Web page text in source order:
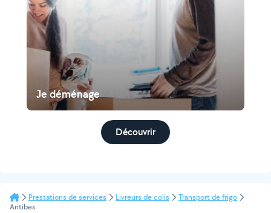
Je déménage
Découvrir
Prestations de services Livreurs de colis
Transport de frigo
Antibes